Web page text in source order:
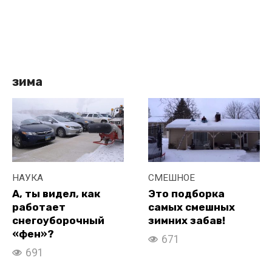
зима
НАУКА
А, ты видел, как
работает
снегоуборочный
«фен»?
691
СМЕШНОЕ
Это подборка
самых смешных
зимних забав!
671